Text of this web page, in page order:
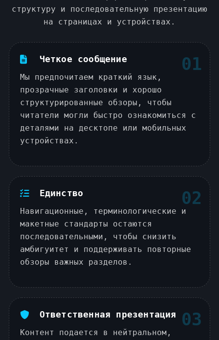
структуру и последовательную презентацию
на страницах и устройствах.
01
Четкое сообщение
Мы предпочитаем краткий язык,
прозрачные заголовки и хорошо
структурированные обзоры, чтобы
читатели могли быстро ознакомиться с
деталями на десктопе или мобильных
устройствах.
02
Единство
Навигационные, терминологические и
макетные стандарты остаются
последовательными, чтобы снизить
амбигуитет и поддерживать повторные
обзоры важных разделов.
03
Ответственная презентация
Контент подается в нейтральном,